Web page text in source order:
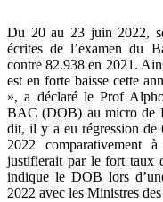
Du 20 au 23 juin 2022,
écrites de l’examen du
contre 82.938 en 2021.
est en forte baisse cette
», a déclaré le Prof
BAC (DOB) au micro de
dit, il y a eu régression de
2022 comparativement
justifierait par le fort taux
indique le DOB lors
2022 avec les Ministres